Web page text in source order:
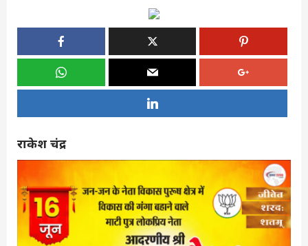
राकेश चंद्र